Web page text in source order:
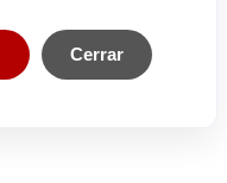
Cerrar